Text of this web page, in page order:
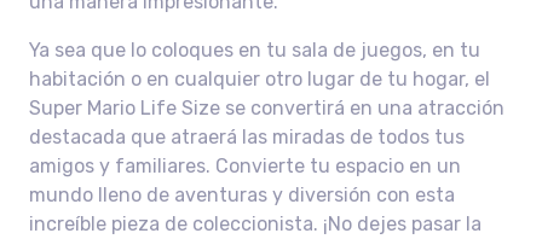
Ya sea que lo coloques en tu sala de juegos, en tu
habitación o en cualquier otro lugar de tu hogar, el
Super Mario Life Size se convertirá en una atracción
destacada que atraerá las miradas de todos tus
amigos y familiares. Convierte tu espacio en un
mundo lleno de aventuras y diversión con esta
increíble pieza de coleccionista. ¡No dejes pasar la